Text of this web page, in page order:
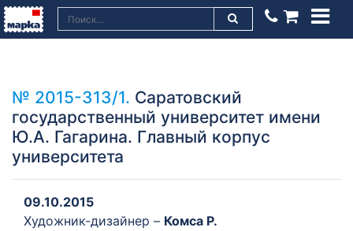
№ 2015-313/1. Саратовский
государственный университет имени
Ю.А. Гагарина. Главный корпус
университета
09.10.2015
Художник-дизайнер – Комса Р.